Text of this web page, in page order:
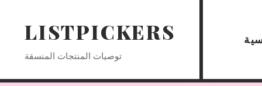
LISTPICKERS
توصيات المنتجات المنسقة